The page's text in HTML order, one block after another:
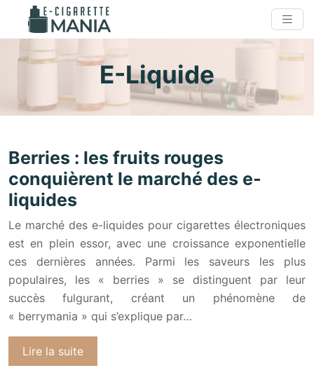
E-Liquide
Berries : les fruits rouges
conquièrent le marché des e-
liquides
Le marché des e-liquides pour cigarettes électroniques
est en plein essor, avec une croissance exponentielle
ces dernières années. Parmi les saveurs les plus
populaires, les « berries » se distinguent par leur
succès fulgurant, créant un phénomène de
« berrymania » qui s’explique par…
Lire la suite